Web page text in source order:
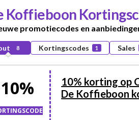
Koffieboon
promotiecodes en
8 Kortingscodes 1 Sales
10%
10% korting op
De Koffieboon